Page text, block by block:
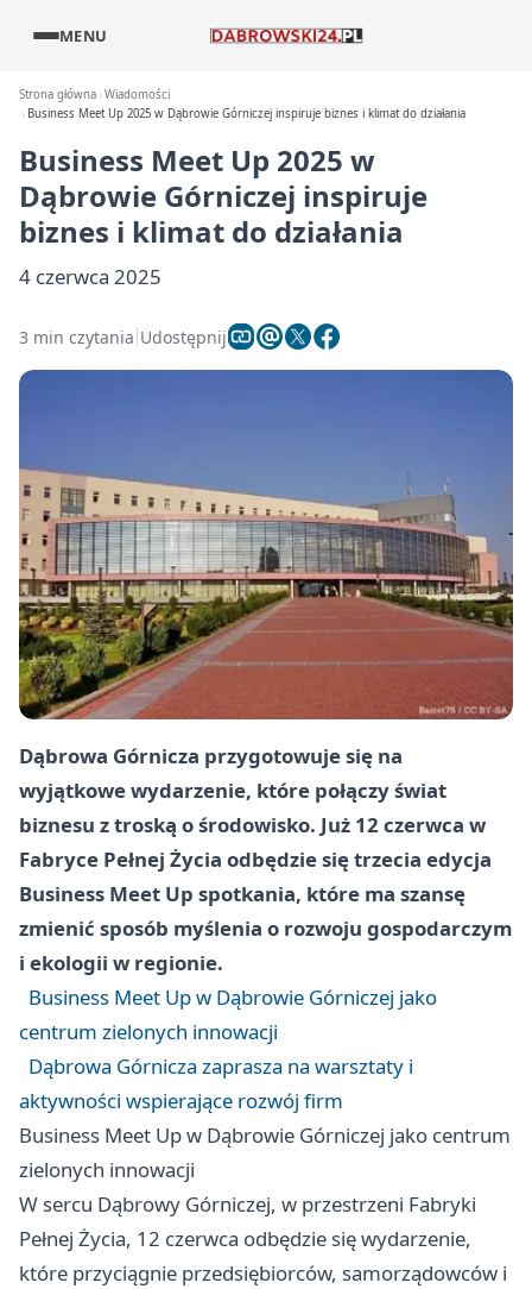
MENU
Strona główna Wiadomości
Business Meet Up 2025 w Dąbrowie Górniczej inspiruje biznes i klimat do działania
Business Meet Up 2025 w
Dąbrowie Górniczej inspiruje
biznes i klimat do działania
4 czerwca 2025
3 min czytania Udostępnij
Dąbrowa Górnicza przygotowuje się na
wyjątkowe wydarzenie, które połączy świat
biznesu z troską o środowisko. Już 12 czerwca w
Fabryce Pełnej Życia odbędzie się trzecia edycja
Business Meet Up spotkania, które ma szansę
zmienić sposób myślenia o rozwoju gospodarczym
i ekologii w regionie.
Business Meet Up w Dąbrowie Górniczej jako
centrum zielonych innowacji
Dąbrowa Górnicza zaprasza na warsztaty i
aktywności wspierające rozwój firm
Business Meet Up w Dąbrowie Górniczej jako centrum
zielonych innowacji
W sercu Dąbrowy Górniczej, w przestrzeni Fabryki
Pełnej Życia, 12 czerwca odbędzie się wydarzenie,
które przyciągnie przedsiębiorców, samorządowców i